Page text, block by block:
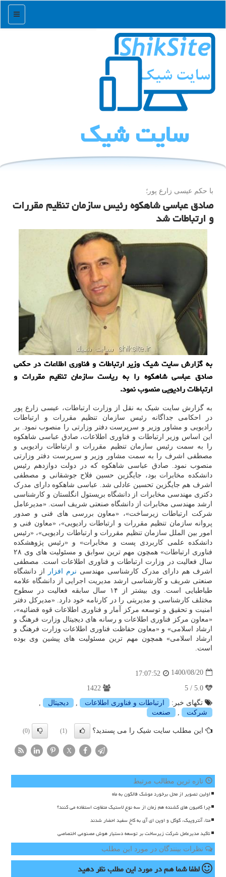
منو
سایت شیك
با حكم عیسی زارع پور؛
صادق عباسی شاهکوه رئیس سازمان تنظیم مقررات
و ارتباطات شد
به گزارش سایت شیک وزیر ارتباطات و فناوری اطلاعات در حکمی
صادق عباسی شاهکوه را به ریاست سازمان تنظیم مقررات و
ارتباطات رادیویی منصوب نمود.
به گزارش سایت شیک به نقل از وزارت ارتباطات، عیسی زارع پور
در احکامی جداگانه رئیس سازمان تنظیم مقررات و ارتباطات
رادیویی و مشاور وزیر و سرپرست دفتر وزارتی را منصوب نمود. بر
این اساس وزیر ارتباطات و فناوری اطلاعات، صادق عباسی شاهکوه
را به سمت رئیس سازمان تنظیم مقررات و ارتباطات رادیویی و
مصطفی اشرف را به سمت مشاور وزیر و سرپرست دفتر وزارتی
منصوب نمود. صادق عباسی شاهکوه که در دولت دوازدهم رئیس
دانشکده مخابرات بود، جایگزین حسین فلاح جوشقانی و مصطفی
اشرف هم جایگزین تحسین عادلی شد. عباسی شاهکوه دارای مدرک
دکتری مهندسی مخابرات از دانشگاه بریستول انگلستان و کارشناسی
ارشد مهندسی مخابرات از دانشگاه صنعتی شریف است. «مدیرعامل
شرکت ارتباطات زیرساخت»، «معاون بررسی های فنی و صدور
پروانه سازمان تنظیم مقررات و ارتباطات رادیویی»، «معاون فنی و
امور بین الملل سازمان تنظیم مقررات و ارتباطات رادیویی»، «رئیس
دانشکده علمی کاربردی پست و مخابرات» و «رئیس پژوهشکده
فناوری ارتباطات» همچون مهم ترین سوابق و مسئولیت های وی ۲۸
سال فعالیت در وزارت ارتباطات و فناوری اطلاعات است. مصطفی
اشرف هم دارای مدرک کارشناسی مهندسی نرم افزار
از دانشگاه
صنعتی شریف و کارشناسی ارشد مدیریت اجرایی از دانشگاه علامه
طباطبایی است. وی بیشتر از ۱۴ سال سابقه فعالیت در سطوح
مختلف کارشناسی و مدیریتی را در کارنامه خود دارد. «مدیرکل دفتر
امنیت و تحقیق و توسعه مرکز آمار و فناوری اطلاعات قوه قضائیه»،
«معاون مرکز فناوری اطلاعات و رسانه های دیجیتال وزارت فرهنگ و
ارشاد اسلامی» و «معاون حفاظت فناوری اطلاعات وزارت فرهنگ و
ارشاد اسلامی» همچون مهم ترین مسئولیت های پیشین وی بوده
است.
1400/08/20
17:07:52
تگهای خبر:
ارتباطات و فناوری اطلاعات دیجیتال
شركت
صنعت
این مطلب سایت شیک را می پسندید؟ (1)
(0)
X
تازه ترین مطالب مرتبط
اولین تصویر از محل برخورد موشک فالکون به ماه
چرا کامیون های کشنده هم زمان از سه نوع لاستیک متفاوت استفاده می کنند؟
متا، آنتروپیک، گوگل و اوپن ای آی به کاخ سفید احضار شدند
تاکید مدیرعامل شرکت زیرساخت بر توسعه دستیار هوش مصنوعی اختصاصی
نظرات بینندگان در مورد این مطلب
لطفا شما همدر مورد این مطلبنظر دهید